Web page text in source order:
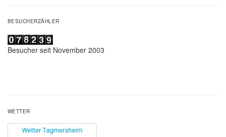
BESUCHERZÄHLER
Besucher seit November 2003
WETTER